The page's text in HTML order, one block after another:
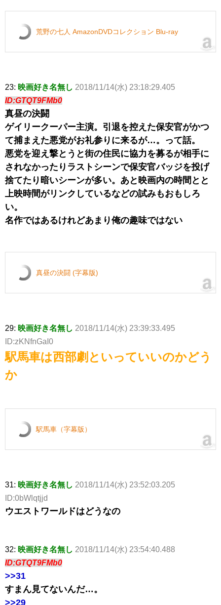
荒野の七人 AmazonDVDコレクション Blu-ray
23: 映画好き名無し 2018/11/14(水) 23:18:29.405
ID:GTQT9FMb0
真昼の決闘
ゲイリークーパー主演。引退を控えた保安官がかつ
て捕まえた悪党がお礼参りに来るが…。って話。
悪党を迎え撃とうと街の住民に協力を募るが相手に
されなかったりラストシーンで保安官バッジを投げ
捨てたり暗いシーンが多い。あと映画内の時間とと
上映時間がリンクしているなどの試みもおもしろ
い。
名作ではあるけれどあまり俺の趣味ではない
真昼の決闘 (字幕版)
29: 映画好き名無し 2018/11/14(水) 23:39:33.495
ID:zKNfnGaI0
駅馬車は西部劇といっていいのかどう
か
駅馬車（字幕版）
31: 映画好き名無し 2018/11/14(水) 23:52:03.205
ID:0bWlqtjjd
ウエストワールドはどうなの
32: 映画好き名無し 2018/11/14(水) 23:54:40.488
ID:GTQT9FMb0
>>31
すまん見てないんだ…。
>>29